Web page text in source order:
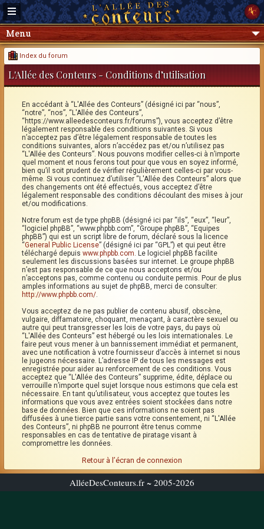
Menu
Index du forum
L'Allée des Conteurs - Conditions d’utilisation
En accédant à “L'Allée des Conteurs” (désigné ici par “nous”,
“notre”, “nos”, “L'Allée des Conteurs”,
“https://www.alleedesconteurs.fr/forums”), vous acceptez d’être
légalement responsable des conditions suivantes. Si vous
n’acceptez pas d’être légalement responsable de toutes les
conditions suivantes, alors n’accédez pas et/ou n’utilisez pas
“L'Allée des Conteurs”. Nous pouvons modifier celles-ci à n’importe
quel moment et nous ferons tout pour que vous en soyez informé,
bien qu’il soit prudent de vérifier régulièrement celles-ci par vous-
même. Si vous continuez d’utiliser “L'Allée des Conteurs” alors que
des changements ont été effectués, vous acceptez d’être
légalement responsable des conditions découlant des mises à jour
et/ou modifications.
Notre forum est de type phpBB (désigné ici par “ils”, “eux”, “leur”,
“logiciel phpBB”, “www.phpbb.com”, “Groupe phpBB”, “Equipes
phpBB”) qui est un script libre de forum, déclaré sous la licence
“General Public License” (désigné ici par “GPL”) et qui peut être
téléchargé depuis www.phpbb.com. Le logiciel phpBB facilite
seulement les discussions basées sur internet. Le groupe phpBB
n’est pas responsable de ce que nous acceptons et/ou
n’acceptons pas, comme contenu ou conduite permis. Pour de plus
amples informations au sujet de phpBB, merci de consulter:
http://www.phpbb.com/.
Vous acceptez de ne pas publier de contenu abusif, obscène,
vulgaire, diffamatoire, choquant, menaçant, à caractère sexuel ou
autre qui peut transgresser les lois de votre pays, du pays où
“L'Allée des Conteurs” est hébergé ou les lois internationales. Le
faire peut vous mener à un bannissement immédiat et permanent,
avec une notification à votre fournisseur d’accès à internet si nous
le jugeons nécessaire. L’adresse IP de tous les messages est
enregistrée pour aider au renforcement de ces conditions. Vous
acceptez que “L'Allée des Conteurs” supprime, édite, déplace ou
verrouille n’importe quel sujet lorsque nous estimons que cela est
nécessaire. En tant qu’utilisateur, vous acceptez que toutes les
informations que vous avez entrées soient stockées dans notre
base de données. Bien que ces informations ne soient pas
diffusées à une tierce partie sans votre consentement, ni “L'Allée
des Conteurs”, ni phpBB ne pourront être tenus comme
responsables en cas de tentative de piratage visant à
compromettre les données.
Retour à l’écran de connexion
AlléeDesConteurs.fr ~ 2005-2026